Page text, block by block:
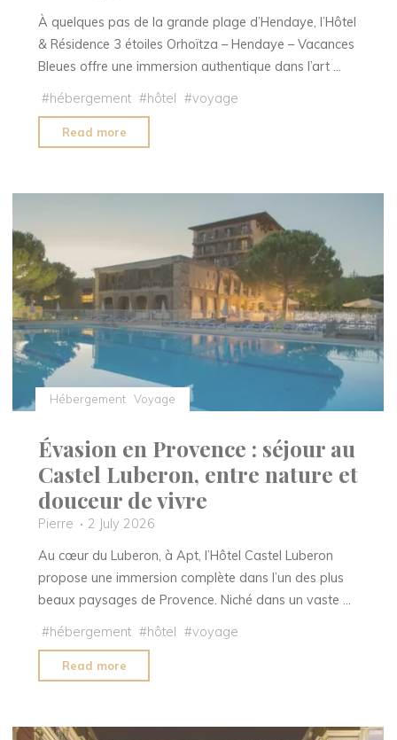
À quelques pas de la grande plage d’Hendaye, l’Hôtel
& Résidence 3 étoiles Orhoïtza – Hendaye – Vacances
Bleues offre une immersion authentique dans l’art …
#hébergement #hôtel #voyage
Read more
Orhoïtza,
parenthèse
découvrir
Hendaye"
Hébergement Voyage
Évasion en Provence : séjour au
Castel Luberon, entre nature et
douceur de vivre
Pierre
2 July 2026
Au cœur du Luberon, à Apt, l’Hôtel Castel Luberon
propose une immersion complète dans l’un des plus
beaux paysages de Provence. Niché dans un vaste …
#hébergement #hôtel #voyage
Read more
en
: